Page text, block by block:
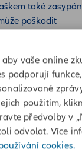
také
poškodit
exteriéru vozidla.
druhy i leptají a
se
že máme nánosy
v tomto období se
Povrch
bude hůř držet.
vaše online
podporují
použitím,
předvolby v
odvolat. Více
cookies.